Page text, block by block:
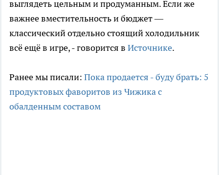
выглядеть цельным и продуманным. Если же
важнее вместительность и бюджет —
классический отдельно стоящий холодильник
всё ещё в игре, - говорится в Источнике.
Ранее мы писали: Пока продается - буду брать: 5
продуктовых фаворитов из Чижика с
обалденным составом